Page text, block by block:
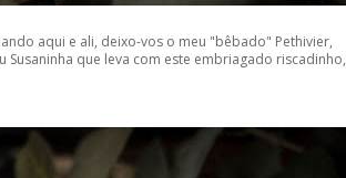
aqui e ali, deixo-vos o meu "bêbado" Pethivier,
Susaninha que leva com este embriagado riscadinho,